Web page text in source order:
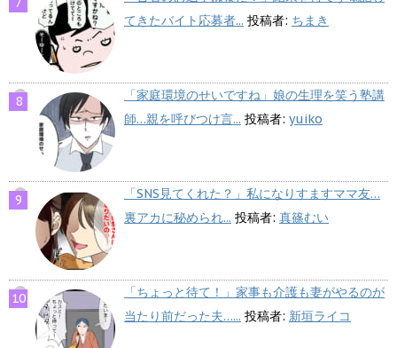
てきたバイト応募者... 投稿者: ちまき
「家庭環境のせいですね」娘の生理を笑う塾講
師…親を呼びつけ言... 投稿者: yuiko
「SNS見てくれた？」私になりすますママ友…
裏アカに秘められ... 投稿者: 真篠むい
「ちょっと待て！」家事も介護も妻がやるのが
当たり前だった夫…... 投稿者: 新垣ライコ